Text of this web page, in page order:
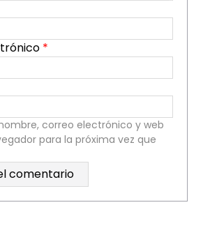
*
correo electrónico y web
para la próxima vez que